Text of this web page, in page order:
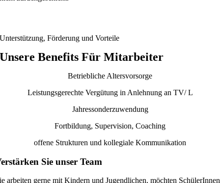
Unterstützung, Förderung und Vorteile
Unsere Benefits Für Mitarbeiter
Betriebliche Altersvorsorge
Leistungsgerechte Vergütung in Anlehnung an TV/ L
Jahressonderzuwendung
Fortbildung, Supervision, Coaching
offene Strukturen und kollegiale Kommunikation
Sie unser Team
arbeiten gerne mit Kindern und Jugendlichen, möchten SchülerInnen